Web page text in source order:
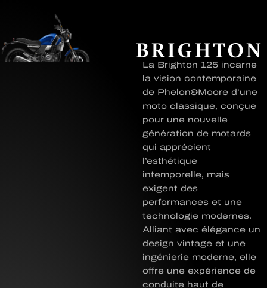
La Brighton 125 incarne
la vision contemporaine
de Phelon&Moore d’une
moto classique, conçue
pour une nouvelle
génération de motards
qui apprécient
l’esthétique
intemporelle, mais
exigent des
performances et une
technologie modernes.
Alliant avec élégance un
design vintage et une
ingénierie moderne, elle
offre une expérience de
conduite haut de